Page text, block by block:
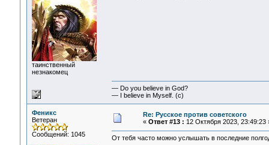
таинственный
незнакомец
— Do you believe in God?
— I believe in Myself. (c)
Феникс
Ветеран
Сообщений: 1045
Re: Русское против советского
« Ответ #13 : 12 Октября 2023, 23:49:23
От тебя часто можно услышать в последние